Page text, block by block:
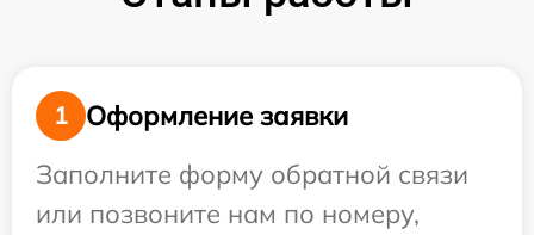
1
Оформление заявки
Заполните форму обратной связи
или позвоните нам по номеру,